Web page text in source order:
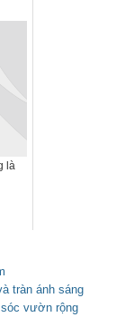
là
tràn ánh sáng
vườn rộng